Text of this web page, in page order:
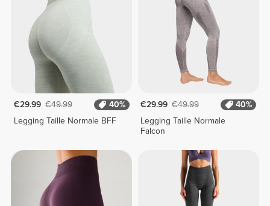
€29.99 €49.99
40%
Legging Taille Normale BFF
€29.99 €49.99
40%
Legging Taille Normale
Falcon